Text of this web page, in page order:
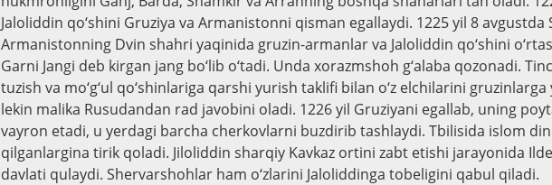
Jaloliddin qo‘shini Gruziya va Armanistonni qisman egallaydi. 1225 yil 8 avgustda
Armanistonning Dvin shahri yaqinida gruzin-armanlar va Jaloliddin qo‘shini
Garni Jangi deb kirgan jang bo‘lib o‘tadi. Unda xorazmshoh g‘alaba qozonadi.
tuzish va mo‘g‘ul qo‘shinlariga qarshi yurish taklifi bilan o‘z elchilarini
lekin malika Rusudandan rad javobini oladi. 1226 yil Gruziyani egallab, uning
vayron etadi, u yerdagi barcha cherkovlarni buzdirib tashlaydi. Tbilisida islom
qilganlargina tirik qoladi. Jiloliddin sharqiy Kavkaz ortini zabt etishi jarayonida
davlati qulaydi. Shervarshohlar ham o‘zlarini Jaloliddinga tobeligini qabul qiladi.